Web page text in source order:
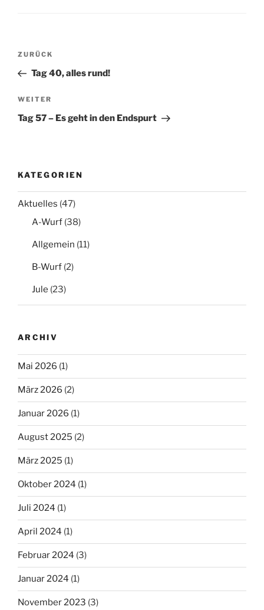
Beitragsnavigation
Vorheriger
Beitrag
ZURÜCK
Tag 40, alles rund!
Nächster
Beitrag
WEITER
Tag 57 – Es geht in den Endspurt
KATEGORIEN
Aktuelles (47)
A-Wurf (38)
Allgemein (11)
B-Wurf (2)
Jule (23)
ARCHIV
Mai 2026 (1)
März 2026 (2)
Januar 2026 (1)
August 2025 (2)
März 2025 (1)
Oktober 2024 (1)
Juli 2024 (1)
April 2024 (1)
Februar 2024 (3)
Januar 2024 (1)
November 2023 (3)